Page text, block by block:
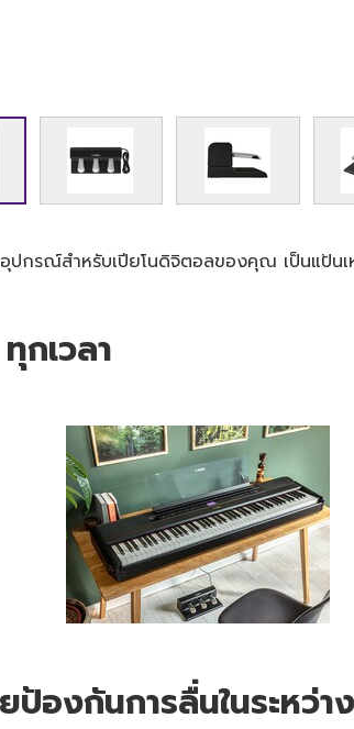
ปกรณ์สำหรับเปียโนดิจิตอลของคุณ เป็นแป้น
กเวลา
ป้องกันการลื่นในระหว่า